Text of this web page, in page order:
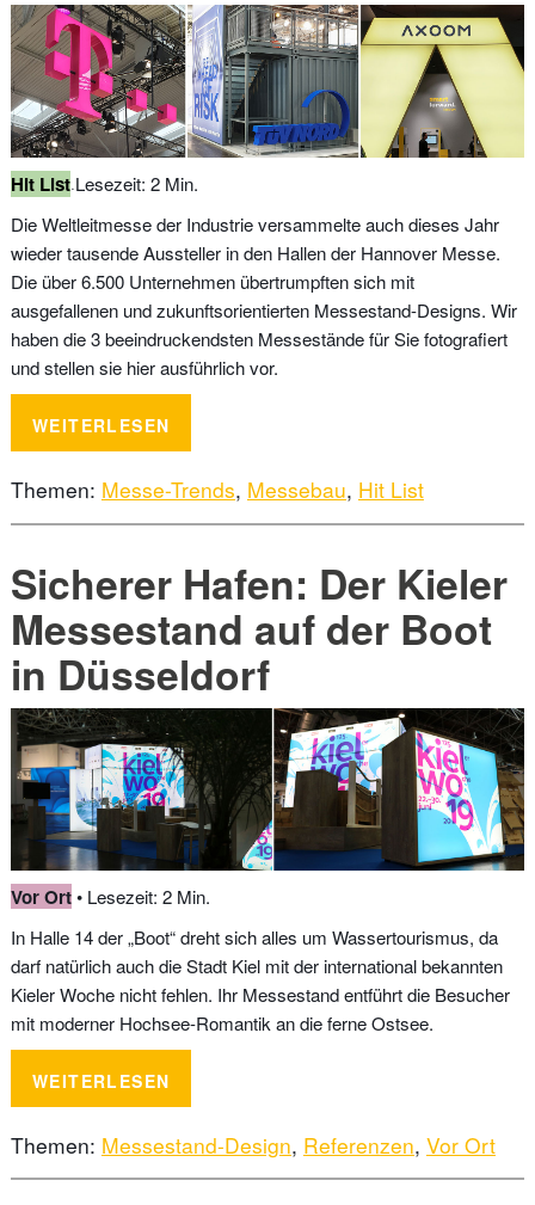
Hit List• Lesezeit: 2 Min.
Die Weltleitmesse der Industrie versammelte auch dieses Jahr
wieder tausende Aussteller in den Hallen der Hannover Messe.
Die über 6.500 Unternehmen übertrumpften sich mit
ausgefallenen und zukunftsorientierten Messestand-Designs. Wir
haben die 3 beeindruckendsten Messestände für Sie fotografiert
und stellen sie hier ausführlich vor.
WEITERLESEN
Themen: Messe-Trends, Messebau, Hit List
Sicherer Hafen: Der Kieler
Messestand auf der Boot
in Düsseldorf
Vor Ort• Lesezeit: 2 Min.
In Halle 14 der „Boot“ dreht sich alles um Wassertourismus, da
darf natürlich auch die Stadt Kiel mit der international bekannten
Kieler Woche nicht fehlen. Ihr Messestand entführt die Besucher
mit moderner Hochsee-Romantik an die ferne Ostsee.
WEITERLESEN
Themen: Messestand-Design, Referenzen, Vor Ort